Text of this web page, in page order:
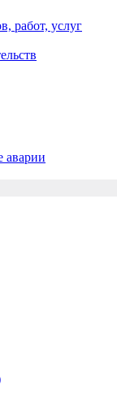
работ, услуг
аварии